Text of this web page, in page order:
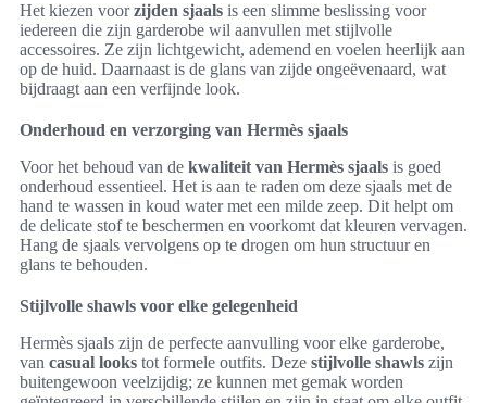
Het kiezen voorzijden sjaals is een slimme beslissing voor
iedereen die zijn garderobe wil aanvullen met stijlvolle
accessoires. Ze zijn lichtgewicht, ademend en voelen heerlijk aan
op de huid. Daarnaast is de glans van zijde ongeëvenaard, wat
bijdraagt aan een verfijnde look.
Onderhoud en verzorging van Hermès sjaals
Voor het behoud van de kwaliteit van Hermès sjaals is goed
onderhoud essentieel. Het is aan te raden om deze sjaals met de
hand te wassen in koud water met een milde zeep. Dit helpt om
de delicate stof te beschermen en voorkomt dat kleuren vervagen.
Hang de sjaals vervolgens op te drogen om hun structuur en
glans te behouden.
Stijlvolle shawls voor elke gelegenheid
Hermès sjaals zijn de perfecte aanvulling voor elke garderobe,
van casual looks tot formele outfits. Deze stijlvolle shawls zijn
buitengewoon veelzijdig; ze kunnen met gemak worden